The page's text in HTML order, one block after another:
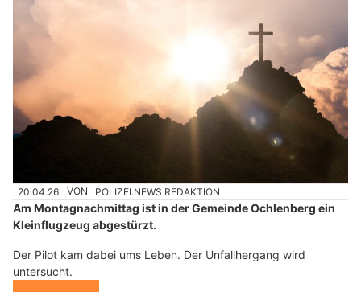
20.04.26 VON POLIZEI.NEWS REDAKTION
Am Montagnachmittag ist in der Gemeinde Ochlenberg ein
Kleinflugzeug abgestürzt.
Der Pilot kam dabei ums Leben. Der Unfallhergang wird
untersucht.